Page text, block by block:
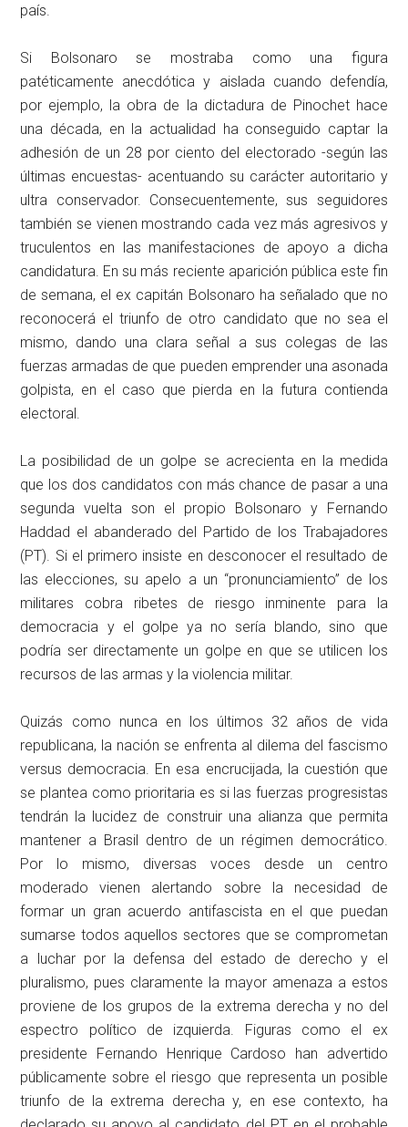
país.
Si Bolsonaro se mostraba como una figura
patéticamente anecdótica y aislada cuando defendía,
por ejemplo, la obra de la dictadura de Pinochet hace
una década, en la actualidad ha conseguido captar la
adhesión de un 28 por ciento del electorado -según las
últimas encuestas- acentuando su carácter autoritario y
ultra conservador. Consecuentemente, sus seguidores
también se vienen mostrando cada vez más agresivos y
truculentos en las manifestaciones de apoyo a dicha
candidatura. En su más reciente aparición pública este fin
de semana, el ex capitán Bolsonaro ha señalado que no
reconocerá el triunfo de otro candidato que no sea el
mismo, dando una clara señal a sus colegas de las
fuerzas armadas de que pueden emprender una asonada
golpista, en el caso que pierda en la futura contienda
electoral.
La posibilidad de un golpe se acrecienta en la medida
que los dos candidatos con más chance de pasar a una
segunda vuelta son el propio Bolsonaro y Fernando
Haddad el abanderado del Partido de los Trabajadores
(PT). Si el primero insiste en desconocer el resultado de
las elecciones, su apelo a un “pronunciamiento” de los
militares cobra ribetes de riesgo inminente para la
democracia y el golpe ya no sería blando, sino que
podría ser directamente un golpe en que se utilicen los
recursos de las armas y la violencia militar.
Quizás como nunca en los últimos 32 años de vida
republicana, la nación se enfrenta al dilema del fascismo
versus democracia. En esa encrucijada, la cuestión que
se plantea como prioritaria es si las fuerzas progresistas
tendrán la lucidez de construir una alianza que permita
mantener a Brasil dentro de un régimen democrático.
Por lo mismo, diversas voces desde un centro
moderado vienen alertando sobre la necesidad de
formar un gran acuerdo antifascista en el que puedan
sumarse todos aquellos sectores que se comprometan
a luchar por la defensa del estado de derecho y el
pluralismo, pues claramente la mayor amenaza a estos
proviene de los grupos de la extrema derecha y no del
espectro político de izquierda. Figuras como el ex
presidente Fernando Henrique Cardoso han advertido
públicamente sobre el riesgo que representa un posible
triunfo de la extrema derecha y, en ese contexto, ha